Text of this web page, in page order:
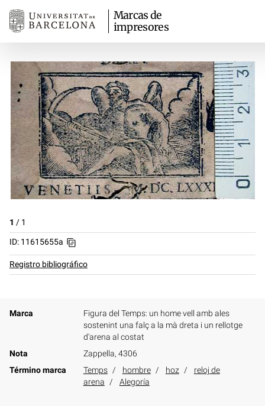
Marcas de
impresores
1 / 1
ID: 11615655a
Registro bibliográfico
Marca
Figura del Temps: un home vell amb ales
sostenint una falç a la mà dreta i un rellotge
d'arena al costat
Nota
Zappella, 4306
Término marca
Temps hombre hoz
reloj de
arena
Alegoría